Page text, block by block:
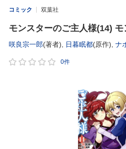
コミック 双葉社
モンスターのご主人様(14)
咲良宗一郎(著者), 日暮眠都(原作), ナ
0件